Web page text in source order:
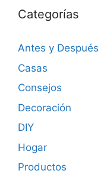
Categorías
Antes y Después
Casas
Consejos
Decoración
DIY
Hogar
Productos